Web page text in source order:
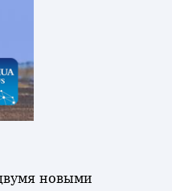
новыми